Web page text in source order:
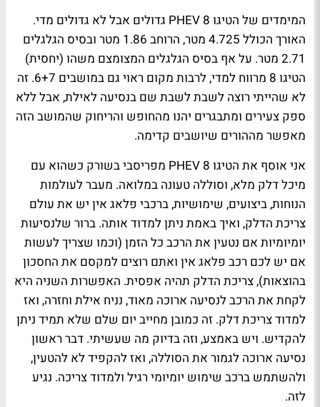
המימדים של הטיגו 8 PHEV גדולים אבל לא גדולים מדי.
האורך הכולל 4.725 מטר, הרוחב 1.86 מטר ובסיס הגלגלים
2.71 מטר. על אף בסיס הגלגלים המצומצם משהו (יחסית)
הטיגו 8 מרווח למדי, לרבות מקום ראוי גם במושבים 6+7. זה
לא שהייתי רוצה לשבת לשבת שם בנסיעה לאילת, אבל ללא
ספק צעירים ומתבגרים יהנו מהחופש והריחוק שהמושב הזה
מאפשר מההורים שיושבים קדימה.
אני אוסף את הטיגו 8
PHEV מפריסבי בשורק כשהוא עם
מיכל דלק מלא, וסוללה טעונה במלואה. מעבר לעולמות
הנוחות, ביצועים, שימושיות, ברכבי פלאג אין יש את עולם
צריכת הדלק, ואיך באמת ניתן למדוד אותה. ברור שלנסיעות
יומיומיות אם נטעין את הרכב כל הזמן (וכמו שצריך לעשות
אם יש לכם רכב פלאג אין ואתם רוצים למקסם את החסכון
בהוצאות), צריכת הדלק תהיה אפסית. האפשרות השניה היא
לקחת את הרכב לנסיעה ארוכה מאוד, נניח אילת וחזרה, ואז
למדוד צריכת דלק. זה כמובן מחייב יום שלם שלא תמיד ניתן
להקדיש. ויש באמצע, וזה בדיוק מה שעשיתי. דבר ראשון
נסיעה ארוכה לגמור את הסוללה, ואז להקפיד לא להטעין,
ולהשתמש ברכב שימוש יומיומי רגיל ולמדוד צריכה. נגיע
לזה.